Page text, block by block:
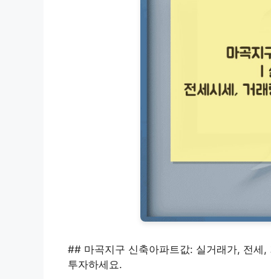
## 마곡지구 신축아파트값: 실거래가, 전세
투자하세요.